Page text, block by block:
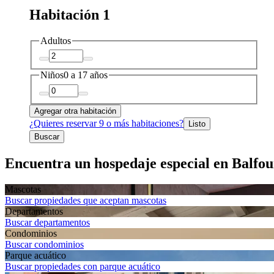
Habitación 1
Adultos
Niños0 a 17 años
Agregar otra habitación
¿Quieres reservar 9 o más habitaciones? Listo
Buscar
Encuentra un hospedaje especial en
Mascotas
Buscar propiedades que aceptan mascotas
Departa­mentos
Buscar departamentos
Condominios
Buscar condominios
Parque acuático
Buscar propiedades con parque acuático